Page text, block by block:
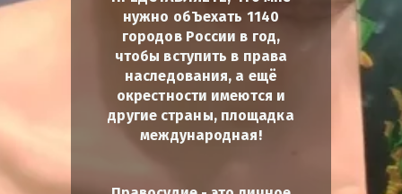
нужно обЪехать 1140
городов России в год,
чтобы вступить в права
наследования, а ещё
окрестности имеются и
другие страны, площадка
международная!